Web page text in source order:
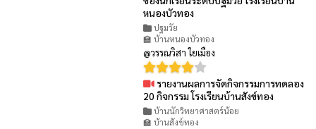
หนองบัวทอง
ปฐมวัย
🏫 บ้านหนองบัวทอง
@วรรณวิสา ใยเมือง
รายงานผลการจัดกิจกรรมการทดลอง
20 กิจกรรม โรงเรียนบ้านสังข์ทอง
บ้านนักวิทยาศาสตร์น้อย
🏫 บ้านสังข์ทอง